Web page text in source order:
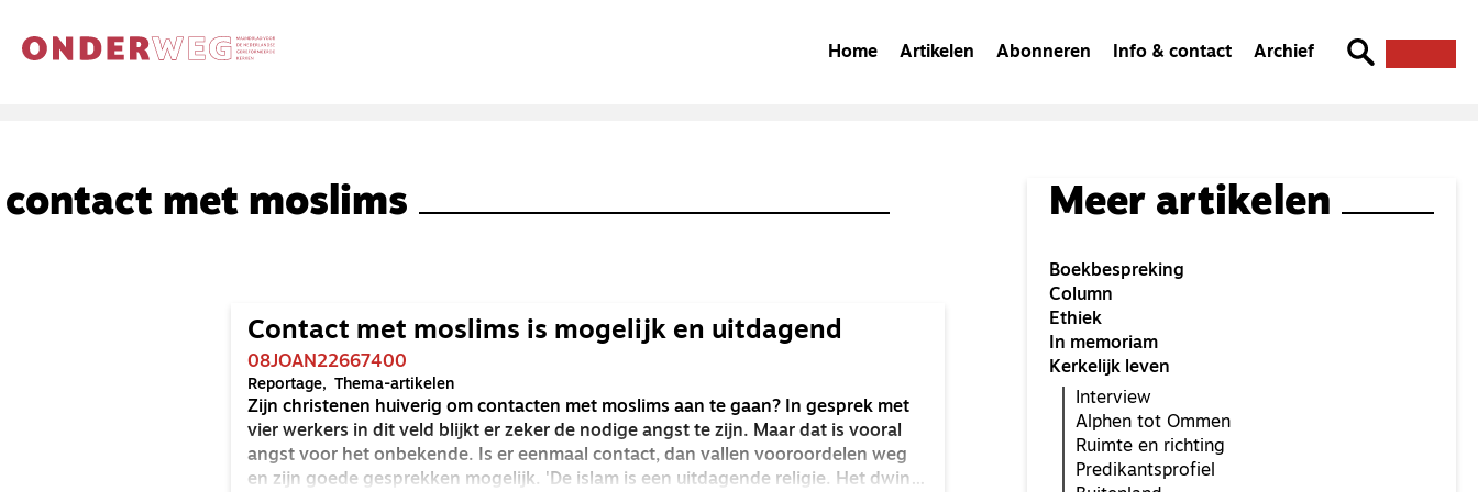
Home Artikelen Abonneren Info & contact Archief
contact met moslims
Contact met moslims is mogelijk en uitdagend
08JOAN22667400
Reportage Thema-artikelen
Zijn christenen huiverig om contacten met moslims aan te gaan? In gesprek met
vier werkers in dit veld blijkt er zeker de nodige angst te zijn. Maar dat is vooral
angst voor het onbekende. Is er eenmaal contact, dan vallen vooroordelen weg
en zijn goede gesprekken mogelijk. 'De islam is een uitdagende religie. Het dwingt
Meer artikelen
Boekbespreking
Column
Ethiek
In memoriam
Kerkelijk leven
Interview
Alphen tot Ommen
Ruimte en richting
Predikantsprofiel